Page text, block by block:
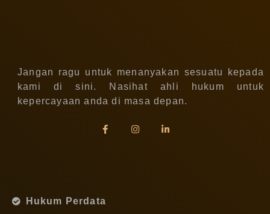
Jangan ragu untuk menanyakan sesuatu kepada
kami di sini. Nasihat ahli hukum untuk
kepercayaan anda di masa depan.
Hukum Perdata